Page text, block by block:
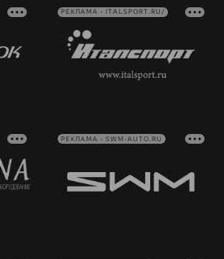
РЕКЛАМА • ITALSPORT.RU/
РЕКЛАМА • SWM-AUTO.RU